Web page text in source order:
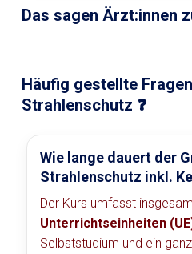
Das sagen Ärzt:innen
Häufig gestellte
Strahlenschutz ❓
Wie lange dauert der
Strahlenschutz inkl.
Der Kurs umfasst
Unterrichtseinheiten
Selbststudium und ein